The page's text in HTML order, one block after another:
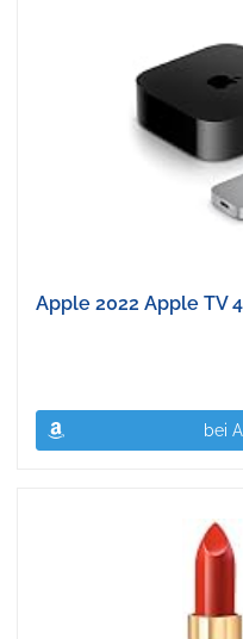
Apple 2022 Apple TV
bei